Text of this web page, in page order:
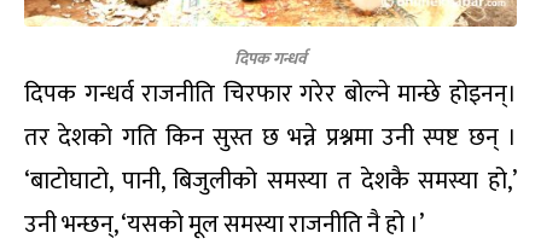
दिपक गन्धर्व
दिपक गन्धर्व राजनीति चिरफार गरेर बोल्ने मान्छे होइनन्।
तर देशको गति किन सुस्त छ भन्ने प्रश्नमा उनी स्पष्ट छन् ।
‘बाटोघाटो, पानी, बिजुलीको समस्या त देशकै समस्या हो,’
उनी भन्छन्, ‘यसको मूल समस्या राजनीति नै हो ।’